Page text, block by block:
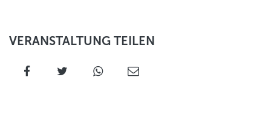
VERANSTALTUNG TEILEN